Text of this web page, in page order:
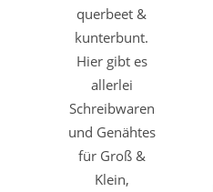
querbeet &
kunterbunt.
Hier gibt es
allerlei
Schreibwaren
und Genähtes
für Groß &
Klein,